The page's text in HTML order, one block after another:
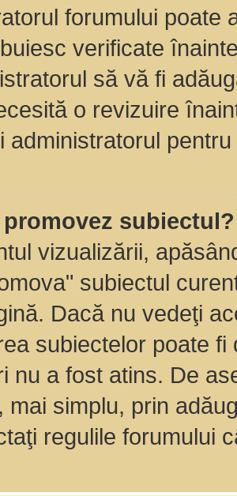
forumului poate
verificate
să vă fi
o revizuire
administratorul
subiectul?
vizualizării,
subiectul
Dacă nu vedeţi
subiectelor poate
nu a fost atins. De
mai simplu, prin
regulile forumului